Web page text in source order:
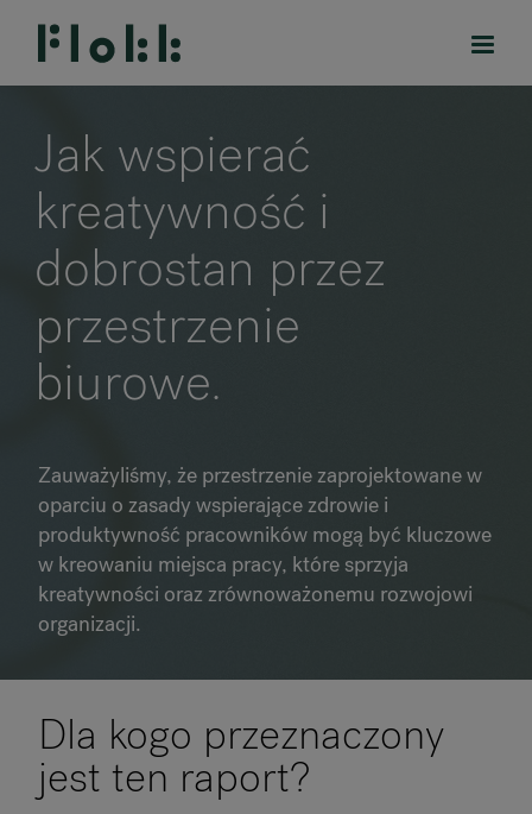
PRODUKTY
DESIGNERS
MARKI
O Flokk
Nasze showroomy
Jak wspierać
kreatywność i
dobrostan przez
przestrzenie
biurowe.
Zauważyliśmy, że przestrzenie zaprojektowane w
oparciu o zasady wspierające zdrowie i
produktywność pracowników mogą być kluczowe
w kreowaniu miejsca pracy, które sprzyja
kreatywności oraz zrównoważonemu rozwojowi
organizacji.
Dla kogo przeznaczony
jest ten raport?